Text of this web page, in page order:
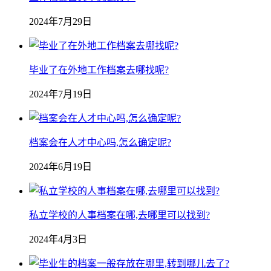
2024年7月29日
毕业了在外地工作档案去哪找呢?
2024年7月19日
档案会在人才中心吗,怎么确定呢?
2024年6月19日
私立学校的人事档案在哪,去哪里可以找到?
2024年4月3日